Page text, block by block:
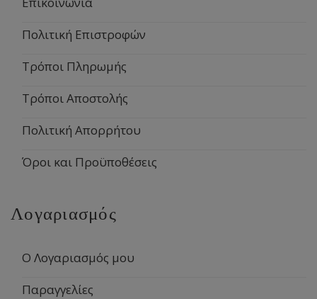
Πολιτική Επιστροφών
Τρόποι Πληρωμής
Τρόποι Αποστολής
Πολιτική Απορρήτου
Όροι και Προϋποθέσεις
Λογαριασμός
Ο Λογαριασμός μου
Παραγγελίες